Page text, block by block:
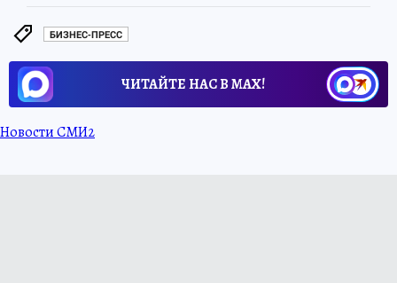
БИЗНЕС-ПРЕСС
ЧИТАЙТЕ НАС В МАХ!
Новости СМИ2